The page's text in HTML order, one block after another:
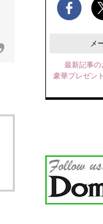
メ
最新記事の
豪華プレゼン